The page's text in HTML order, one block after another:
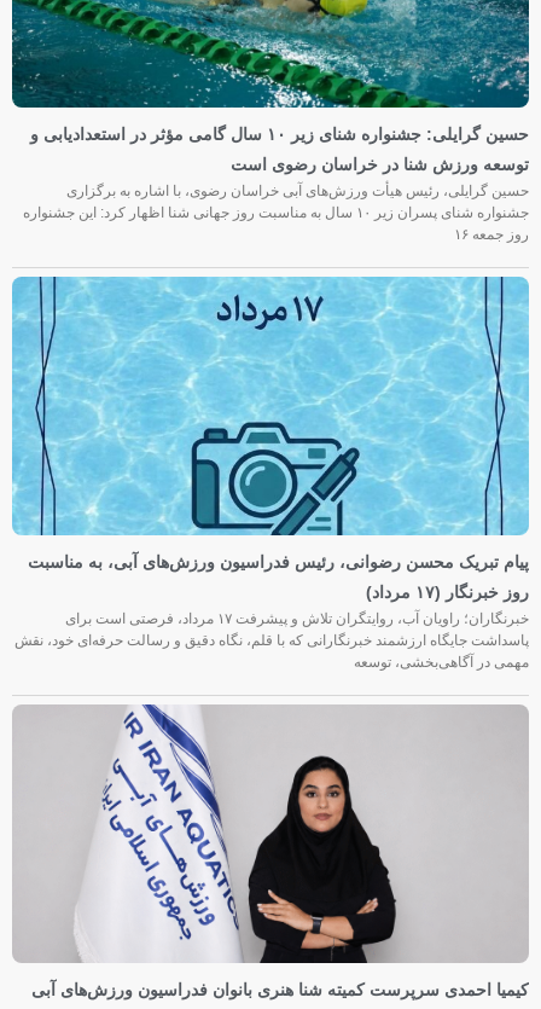
حسین گرایلی: جشنواره شنای زیر ۱۰ سال گامی مؤثر در استعدادیابی و
توسعه ورزش شنا در خراسان رضوی است
حسین گرایلی، رئیس هیأت ورزش‌های آبی خراسان رضوی، با اشاره به برگزاری
جشنواره شنای پسران زیر ۱۰ سال به مناسبت روز جهانی شنا اظهار کرد: این جشنواره
روز جمعه‌ ۱۶
پیام تبریک محسن رضوانی، رئیس فدراسیون ورزش‌های آبی، به مناسبت
روز خبرنگار (۱۷ مرداد)
خبرنگاران؛ راویان آب، روایتگران تلاش و پیشرفت ۱۷ مرداد، فرصتی است برای
پاسداشت جایگاه ارزشمند خبرنگارانی که با قلم، نگاه دقیق و رسالت حرفه‌ای خود، نقش
مهمی در آگاهی‌بخشی، توسعه
کیمیا احمدی سرپرست کمیته شنا هنری بانوان فدراسیون ورزش‌های آبی